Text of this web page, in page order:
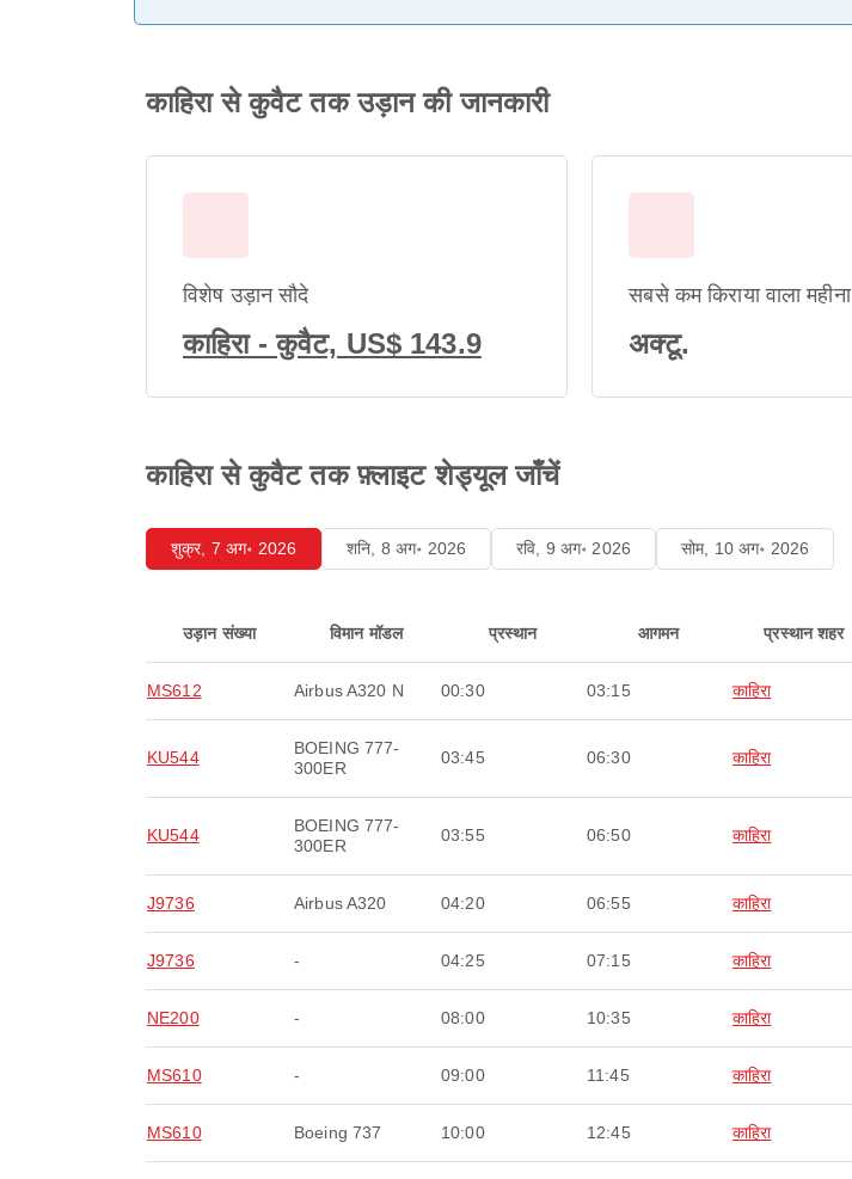
काहिरा से कुवैट तक उड़ान की जानकारी
विशेष उड़ान सौदे
काहिरा - कुवैट, US$ 143.9
सबसे कम किराया वाला महीना
अक्टू.
काहिरा से कुवैट तक फ़्लाइट शेड्यूल जाँचें
शुक्र, 7 अग॰ 2026 शनि, 8 अग॰ 2026 रवि, 9 अग॰ 2026 सोम, 10 अग॰ 2026
उड़ान संख्या विमान मॉडल प्रस्थान आगमन प्रस्थान शहर
MS612 Airbus A320 N 00:30 03:15 काहिरा
KU544
BOEING 777-
300ER
03:45 06:30 काहिरा
KU544
BOEING 777-
300ER
03:55 06:50 काहिरा
J9736 Airbus A320 04:20 06:55 काहिरा
J9736 - 04:25 07:15 काहिरा
NE200 - 08:00 10:35 काहिरा
MS610 - 09:00 11:45 काहिरा
MS610 Boeing 737 10:00 12:45 काहिरा